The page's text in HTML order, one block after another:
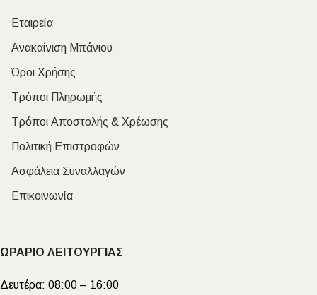
Εταιρεία
Ανακαίνιση Μπάνιου
Όροι Χρήσης
Τρόποι Πληρωμής
Τρόποι Αποστολής & Χρέωσης
Πολιτική Επιστροφών
Ασφάλεια Συναλλαγών
Επικοινωνία
ΩΡΑΡΙΟ ΛΕΙΤΟΥΡΓΙΑΣ
Δευτέρα: 08:00 – 16:00